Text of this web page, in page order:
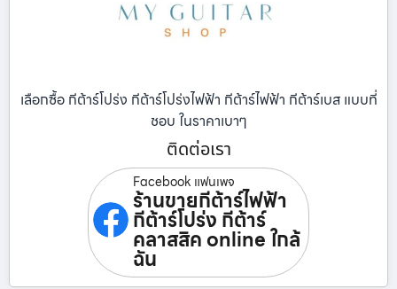
เลือกซื้อ กีต้าร์โปร่ง กีต้าร์โปร่งไฟฟ้า กีต้าร์ไฟฟ้า กีต้าร์เบส แบบที่
ชอบ ในราคาเบาๆ
ติดต่อเรา
Facebook แฟนเพจ
ร้านขายกีต้าร์ไฟฟ้า
กีต้าร์โปร่ง กีต้าร์
คลาสสิค online ใกล้
ฉัน